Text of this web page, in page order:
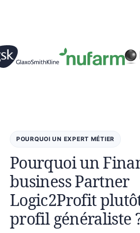
POURQUOI UN EXPERT MÉTIER
Pourquoi un
business Partner
Logic2Profit
profil généraliste